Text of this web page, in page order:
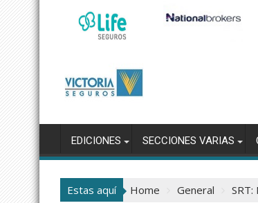
EDICIONES SECCIONES VARIAS
Estas aquí Home General SRT: